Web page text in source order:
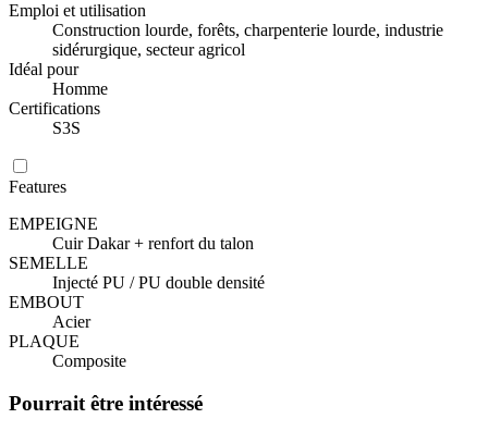
Emploi et utilisation
Construction lourde, forêts, charpenterie lourde, industrie
sidérurgique, secteur agricol
Idéal pour
Homme
Certifications
S3S
Features
EMPEIGNE
Cuir Dakar + renfort du talon
SEMELLE
Injecté PU / PU double densité
EMBOUT
Acier
PLAQUE
Composite
Pourrait être intéressé